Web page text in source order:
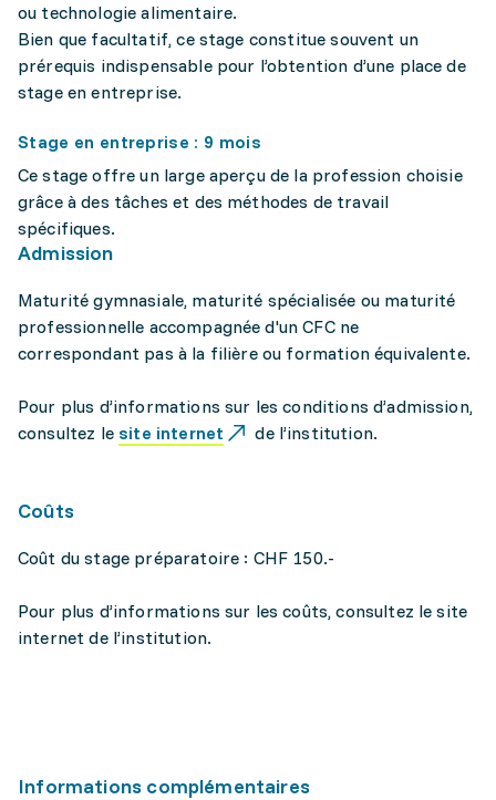
ou technologie alimentaire.
Bien que facultatif, ce stage constitue souvent un
prérequis indispensable pour l’obtention d’une place de
stage en entreprise.
Stage en entreprise : 9 mois
Ce stage offre un large aperçu de la profession choisie
grâce à des tâches et des méthodes de travail
spécifiques.
Admission
Maturité gymnasiale, maturité spécialisée ou maturité
professionnelle accompagnée d'un CFC ne
correspondant pas à la filière ou formation équivalente.
Pour plus d’informations sur les conditions d’admission,
consultez le site internet de l’institution.
Coûts
Coût du stage préparatoire : CHF 150.-
Pour plus d’informations sur les coûts, consultez le site
internet de l’institution.
Informations complémentaires